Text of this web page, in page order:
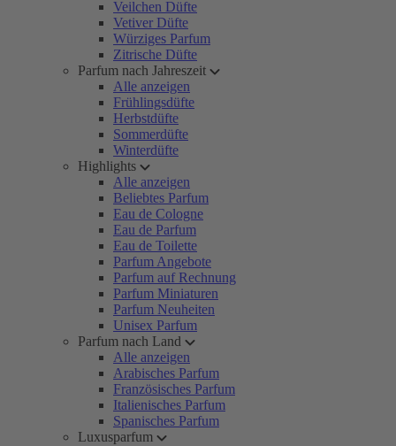
Veilchen Düfte
Vetiver Düfte
Würziges Parfum
Zitrische Düfte
Parfum nach Jahreszeit
Alle anzeigen
Frühlingsdüfte
Herbstdüfte
Sommerdüfte
Winterdüfte
Highlights
Alle anzeigen
Beliebtes Parfum
Eau de Cologne
Eau de Parfum
Eau de Toilette
Parfum Angebote
Parfum auf Rechnung
Parfum Miniaturen
Parfum Neuheiten
Unisex Parfum
Parfum nach Land
Alle anzeigen
Arabisches Parfum
Französisches Parfum
Italienisches Parfum
Spanisches Parfum
Luxusparfum